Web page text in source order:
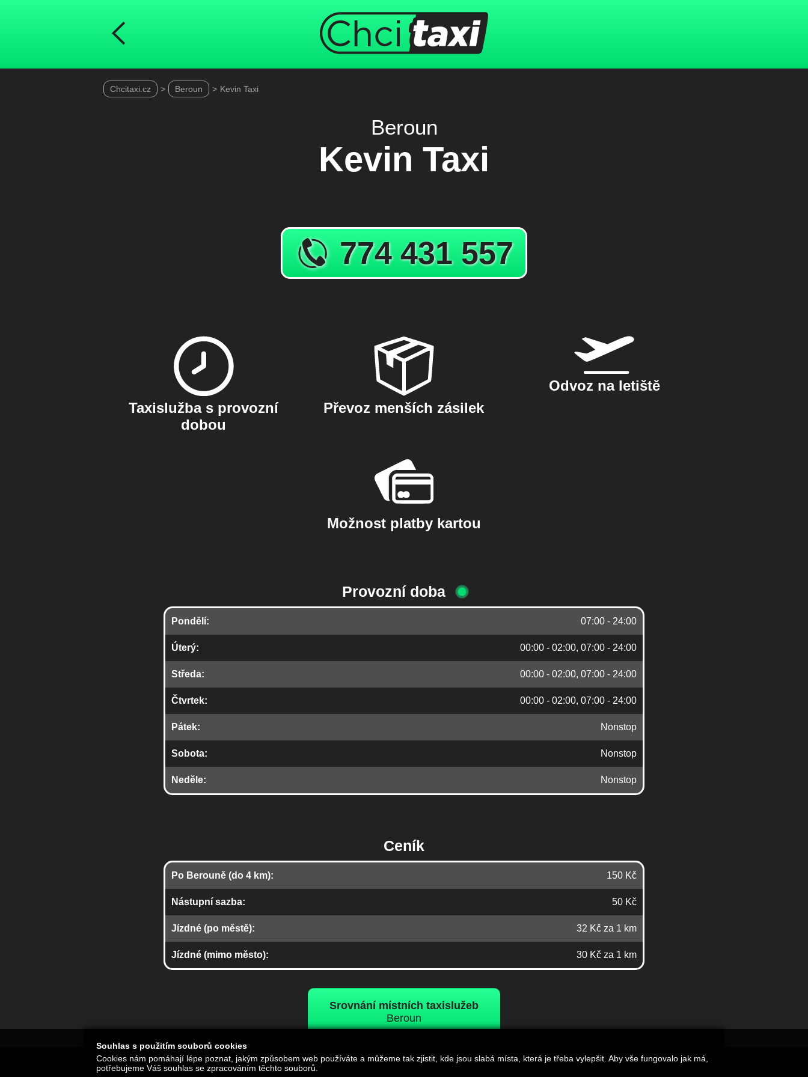
Chcitaxi.cz > Beroun > Kevin Taxi
Kevin Taxi
Beroun
774 431 557
Taxislužba s provozní
dobou
Převoz menších zásilek
Odvoz na letiště
Možnost platby kartou
Provozní doba
Pondělí: 07:00 - 24:00
Úterý: 00:00 - 02:00, 07:00 - 24:00
Středa: 00:00 - 02:00, 07:00 - 24:00
Čtvrtek: 00:00 - 02:00, 07:00 - 24:00
Pátek: Nonstop
Sobota: Nonstop
Neděle: Nonstop
Ceník
Po Berouně (do 4 km): 150 Kč
Nástupní sazba: 50 Kč
Jízdné (po městě): 32 Kč za 1 km
Jízdné (mimo město): 30 Kč za 1 km
Srovnání místních taxislužeb
Beroun
Souhlas s použitím souborů cookies
Cookies nám pomáhají lépe poznat, jakým způsobem web používáte a můžeme tak zjistit, kde jsou slabá místa, která je třeba vylepšit. Aby vše fungovalo jak má,
potřebujeme Váš souhlas se zpracováním těchto souborů.